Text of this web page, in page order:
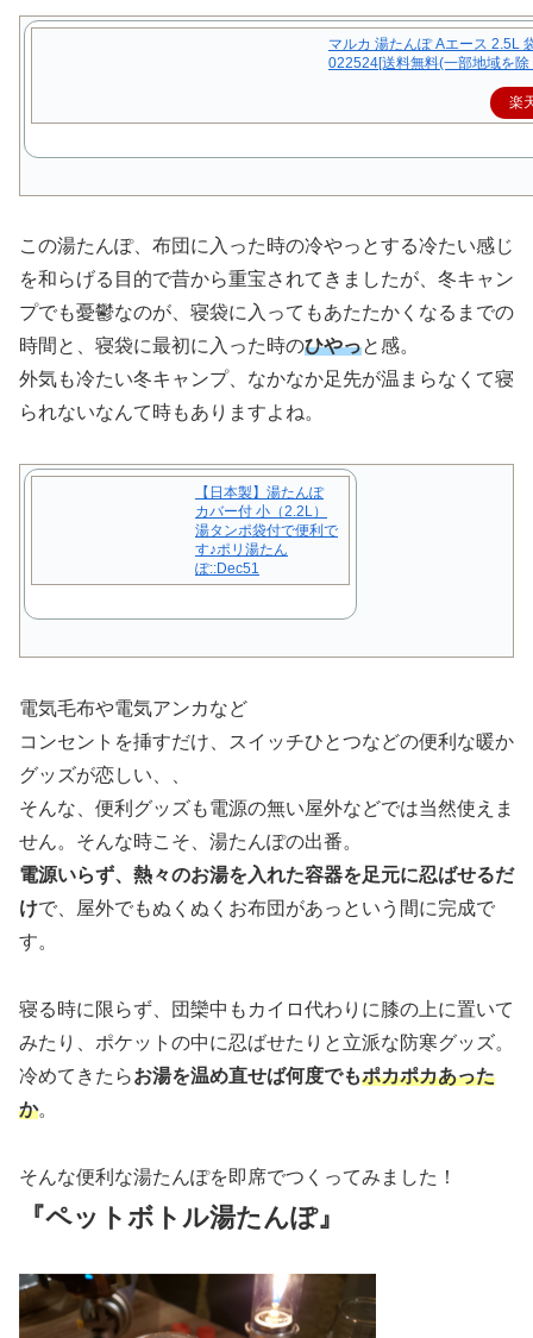
マルカ 湯たんぽ Aエース 2.5L
022524[送料無料(一部地域を除
楽
この湯たんぽ、布団に入った時の冷やっとする冷たい感じ
を和らげる目的で昔から重宝されてきましたが、冬キャン
プでも憂鬱なのが、寝袋に入ってもあたたかくなるまでの
時間と、寝袋に最初に入った時のひやっと感。
外気も冷たい冬キャンプ、なかなか足先が温まらなくて寝
られないなんて時もありますよね。
【日本製】湯たんぽ
カバー付 小（2.2L）
湯タンポ袋付で便利で
す♪ポリ湯たん
ぽ::Dec51
電気毛布や電気アンカなど
コンセントを挿すだけ、スイッチひとつなどの便利な暖か
グッズが恋しい、、
そんな、便利グッズも電源の無い屋外などでは当然使えま
せん。そんな時こそ、湯たんぽの出番。
電源いらず、熱々のお湯を入れた容器を足元に忍ばせるだ
けで、屋外でもぬくぬくお布団があっという間に完成で
す。
寝る時に限らず、団欒中もカイロ代わりに膝の上に置いて
みたり、ポケットの中に忍ばせたりと立派な防寒グッズ。
冷めてきたらお湯を温め直せば何度でもポカポカあった
か。
そんな便利な湯たんぽを即席でつくってみました！
『ペットボトル湯たんぽ』